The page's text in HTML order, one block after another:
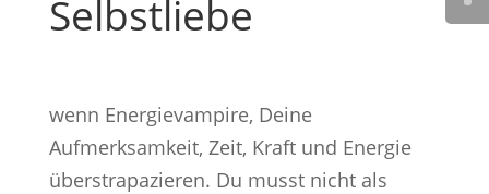
Selbstliebe
wenn Energievampire, Deine
Aufmerksamkeit, Zeit, Kraft und Energie
überstrapazieren. Du musst nicht als